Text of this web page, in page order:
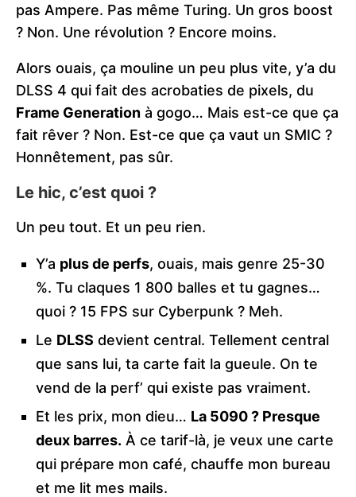
pas Ampere. Pas même Turing. Un gros boost
? Non. Une révolution ? Encore moins.
Alors ouais, ça mouline un peu plus vite, y’a du
DLSS 4 qui fait des acrobaties de pixels, du
Frame Generation à gogo… Mais est-ce que ça
fait rêver ? Non. Est-ce que ça vaut un SMIC ?
Honnêtement, pas sûr.
Le hic, c’est quoi ?
Un peu tout. Et un peu rien.
Y’a plus de perfs, ouais, mais genre 25-30
%. Tu claques 1 800 balles et tu gagnes…
quoi ? 15 FPS sur Cyberpunk ? Meh.
Le DLSS devient central. Tellement central
que sans lui, ta carte fait la gueule. On te
vend de la perf’ qui existe pas vraiment.
Et les prix, mon dieu… La 5090 ? Presque
deux barres. À ce tarif-là, je veux une carte
qui prépare mon café, chauffe mon bureau
et me lit mes mails.